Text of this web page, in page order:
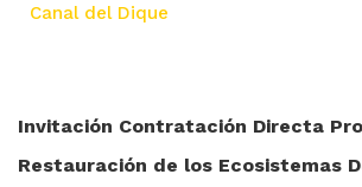
Canal del Dique
Invitación Contratación Directa
Restauración de los Ecosistemas